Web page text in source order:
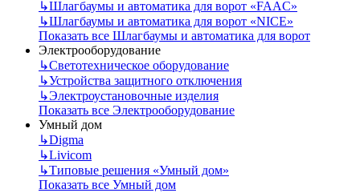
↳Шлагбаумы и автоматика для ворот «FAAC»
↳Шлагбаумы и автоматика для ворот «NICE»
Показать все Шлагбаумы и автоматика для ворот
Электрооборудование
↳Светотехническое оборудование
↳Устройства защитного отключения
↳Электроустановочные изделия
Показать все Электрооборудование
Умный дом
↳Digma
↳Livicom
↳Типовые решения «Умный дом»
Показать все Умный дом